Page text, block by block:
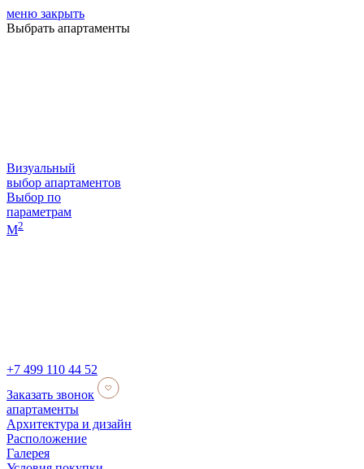
меню закрыть
Выбрать апартаменты
Визуальный
выбор апартаментов
Выбор по
параметрам
М2
+7 499 110 44 52
Заказать звонок
апартаменты
Архитектура и дизайн
Расположение
Галерея